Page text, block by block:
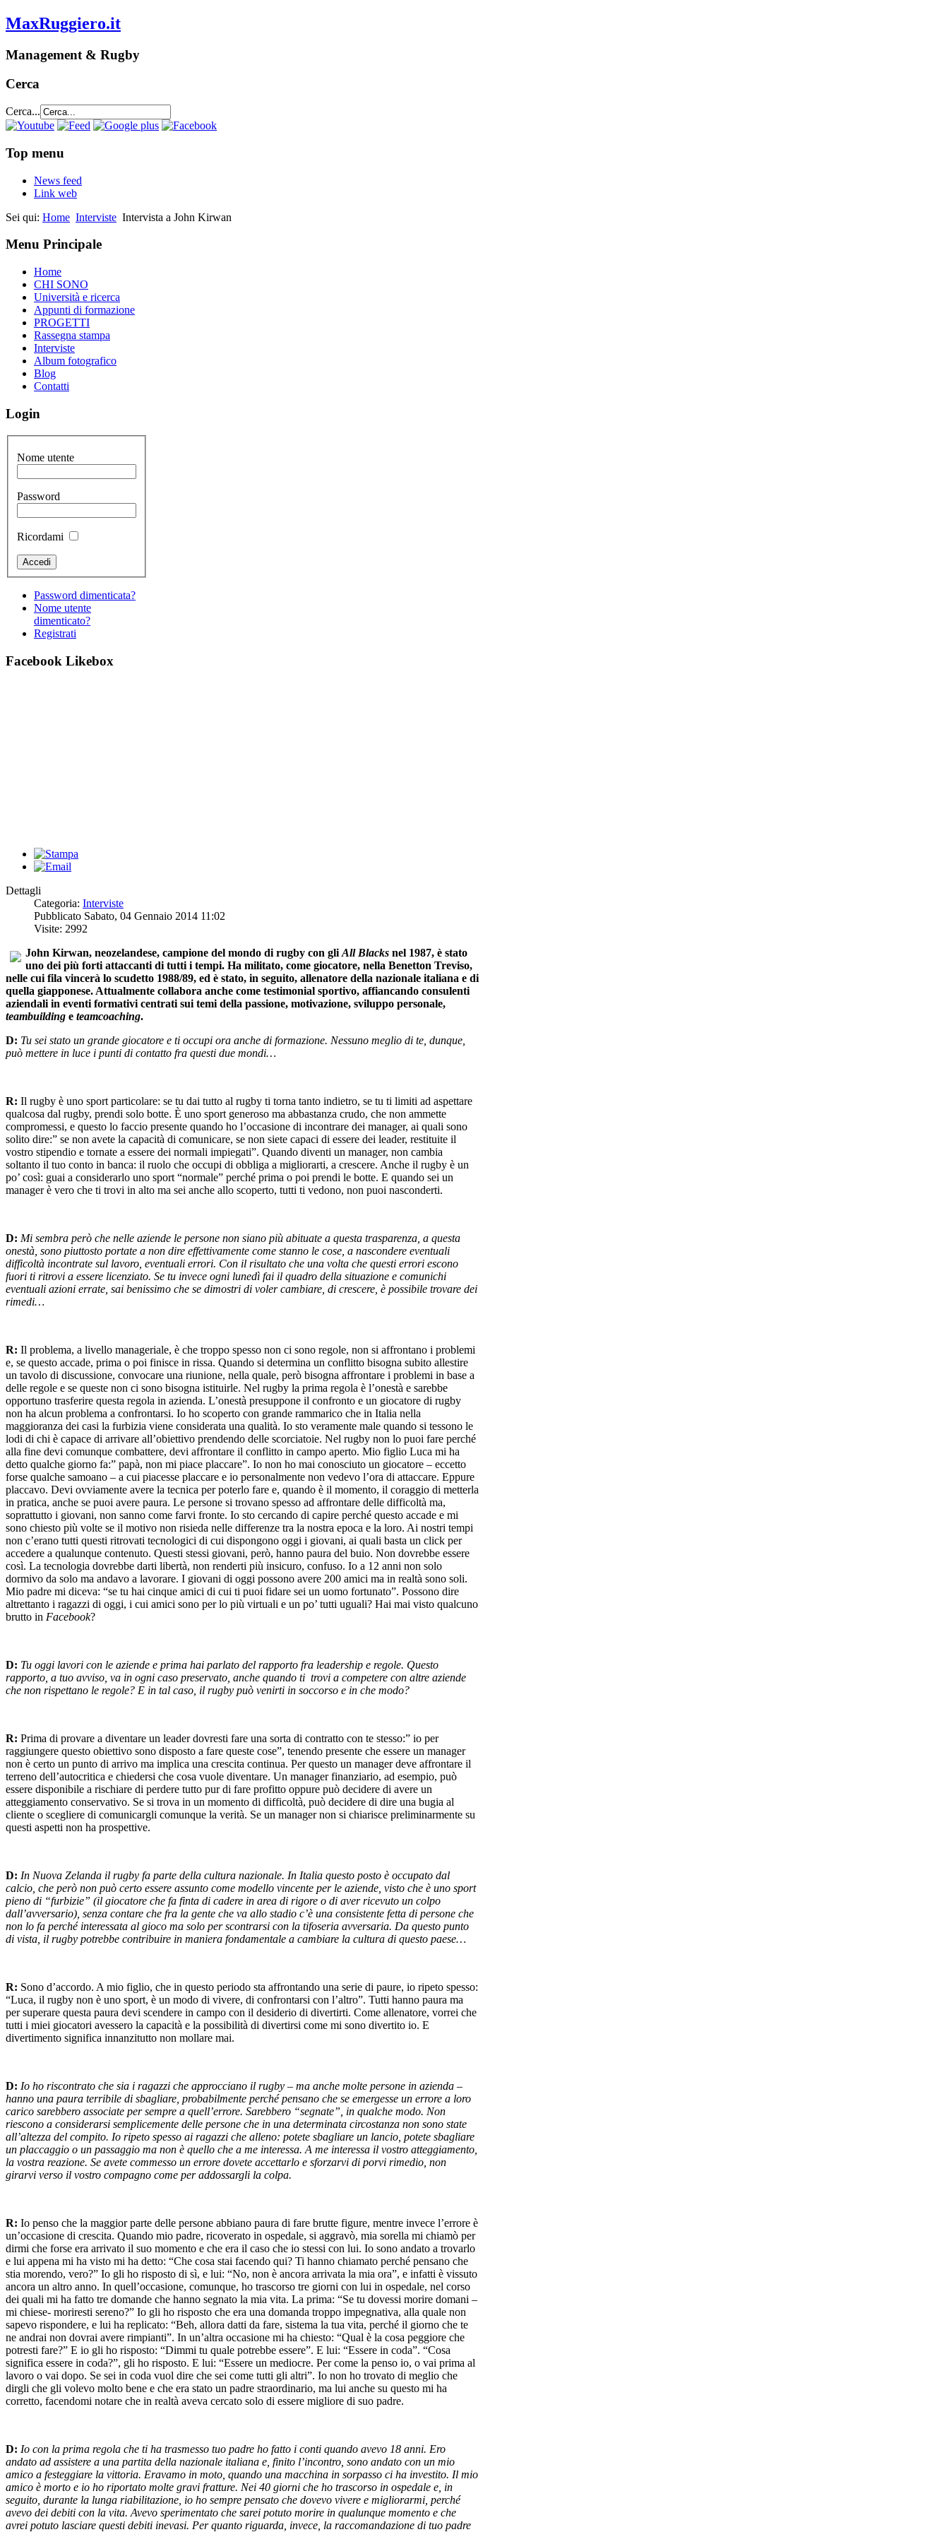
MaxRuggiero.it
Management & Rugby
Cerca
Cerca...
Top menu
News feed
Link web
Sei qui: Home Interviste Intervista a John Kirwan
Menu Principale
Home
CHI SONO
Università e ricerca
Appunti di formazione
PROGETTI
Rassegna stampa
Interviste
Album fotografico
Blog
Contatti
Login
Nome utente
Password
Ricordami
Password dimenticata?
Nome utente
dimenticato?
Registrati
Facebook Likebox
Dettagli
Categoria: Interviste
Pubblicato Sabato, 04 Gennaio 2014 11:02
Visite: 2992
John Kirwan, neozelandese, campione del mondo di rugby con gli All Blacks nel 1987, è stato
uno dei più forti attaccanti di tutti i tempi. Ha militato, come giocatore, nella Benetton Treviso,
nelle cui fila vincerà lo scudetto 1988/89, ed è stato, in seguito, allenatore della nazionale italiana e di
quella giapponese. Attualmente collabora anche come testimonial sportivo, affiancando consulenti
aziendali in eventi formativi centrati sui temi della passione, motivazione, sviluppo personale,
teambuilding e teamcoaching.
D: Tu sei stato un grande giocatore e ti occupi ora anche di formazione. Nessuno meglio di te, dunque,
può mettere in luce i punti di contatto fra questi due mondi…
R: Il rugby è uno sport particolare: se tu dai tutto al rugby ti torna tanto indietro, se tu ti limiti ad aspettare
qualcosa dal rugby, prendi solo botte. È uno sport generoso ma abbastanza crudo, che non ammette
compromessi, e questo lo faccio presente quando ho l’occasione di incontrare dei manager, ai quali sono
solito dire:” se non avete la capacità di comunicare, se non siete capaci di essere dei leader, restituite il
vostro stipendio e tornate a essere dei normali impiegati”. Quando diventi un manager, non cambia
soltanto il tuo conto in banca: il ruolo che occupi di obbliga a migliorarti, a crescere. Anche il rugby è un
po’ così: guai a considerarlo uno sport “normale” perché prima o poi prendi le botte. E quando sei un
manager è vero che ti trovi in alto ma sei anche allo scoperto, tutti ti vedono, non puoi nasconderti.
D: Mi sembra però che nelle aziende le persone non siano più abituate a questa trasparenza, a questa
onestà, sono piuttosto portate a non dire effettivamente come stanno le cose, a nascondere eventuali
difficoltà incontrate sul lavoro, eventuali errori. Con il risultato che una volta che questi errori escono
fuori ti ritrovi a essere licenziato. Se tu invece ogni lunedì fai il quadro della situazione e comunichi
eventuali azioni errate, sai benissimo che se dimostri di voler cambiare, di crescere, è possibile trovare dei
rimedi…
R: Il problema, a livello manageriale, è che troppo spesso non ci sono regole, non si affrontano i problemi
e, se questo accade, prima o poi finisce in rissa. Quando si determina un conflitto bisogna subito allestire
un tavolo di discussione, convocare una riunione, nella quale, però bisogna affrontare i problemi in base a
delle regole e se queste non ci sono bisogna istituirle. Nel rugby la prima regola è l’onestà e sarebbe
opportuno trasferire questa regola in azienda. L’onestà presuppone il confronto e un giocatore di rugby
non ha alcun problema a confrontarsi. Io ho scoperto con grande rammarico che in Italia nella
maggioranza dei casi la furbizia viene considerata una qualità. Io sto veramente male quando si tessono le
lodi di chi è capace di arrivare all’obiettivo prendendo delle scorciatoie. Nel rugby non lo puoi fare perché
alla fine devi comunque combattere, devi affrontare il conflitto in campo aperto. Mio figlio Luca mi ha
detto qualche giorno fa:” papà, non mi piace placcare”. Io non ho mai conosciuto un giocatore – eccetto
forse qualche samoano – a cui piacesse placcare e io personalmente non vedevo l’ora di attaccare. Eppure
placcavo. Devi ovviamente avere la tecnica per poterlo fare e, quando è il momento, il coraggio di metterla
in pratica, anche se puoi avere paura. Le persone si trovano spesso ad affrontare delle difficoltà ma,
soprattutto i giovani, non sanno come farvi fronte. Io sto cercando di capire perché questo accade e mi
sono chiesto più volte se il motivo non risieda nelle differenze tra la nostra epoca e la loro. Ai nostri tempi
non c’erano tutti questi ritrovati tecnologici di cui dispongono oggi i giovani, ai quali basta un click per
accedere a qualunque contenuto. Questi stessi giovani, però, hanno paura del buio. Non dovrebbe essere
così. La tecnologia dovrebbe darti libertà, non renderti più insicuro, confuso. Io a 12 anni non solo
dormivo da solo ma andavo a lavorare. I giovani di oggi possono avere 200 amici ma in realtà sono soli.
Mio padre mi diceva: “se tu hai cinque amici di cui ti puoi fidare sei un uomo fortunato”. Possono dire
altrettanto i ragazzi di oggi, i cui amici sono per lo più virtuali e un po’ tutti uguali? Hai mai visto qualcuno
brutto in Facebook?
D: Tu oggi lavori con le aziende e prima hai parlato del rapporto fra leadership e regole. Questo
rapporto, a tuo avviso, va in ogni caso preservato, anche quando ti trovi a competere con altre aziende
che non rispettano le regole? E in tal caso, il rugby può venirti in soccorso e in che modo?
R: Prima di provare a diventare un leader dovresti fare una sorta di contratto con te stesso:” io per
raggiungere questo obiettivo sono disposto a fare queste cose”, tenendo presente che essere un manager
non è certo un punto di arrivo ma implica una crescita continua. Per questo un manager deve affrontare il
terreno dell’autocritica e chiedersi che cosa vuole diventare. Un manager finanziario, ad esempio, può
essere disponibile a rischiare di perdere tutto pur di fare profitto oppure può decidere di avere un
atteggiamento conservativo. Se si trova in un momento di difficoltà, può decidere di dire una bugia al
cliente o scegliere di comunicargli comunque la verità. Se un manager non si chiarisce preliminarmente su
questi aspetti non ha prospettive.
D: In Nuova Zelanda il rugby fa parte della cultura nazionale. In Italia questo posto è occupato dal
calcio, che però non può certo essere assunto come modello vincente per le aziende, visto che è uno sport
pieno di “furbizie” (il giocatore che fa finta di cadere in area di rigore o di aver ricevuto un colpo
dall’avversario), senza contare che fra la gente che va allo stadio c’è una consistente fetta di persone che
non lo fa perché interessata al gioco ma solo per scontrarsi con la tifoseria avversaria. Da questo punto
di vista, il rugby potrebbe contribuire in maniera fondamentale a cambiare la cultura di questo paese…
R: Sono d’accordo. A mio figlio, che in questo periodo sta affrontando una serie di paure, io ripeto spesso:
“Luca, il rugby non è uno sport, è un modo di vivere, di confrontarsi con l’altro”. Tutti hanno paura ma
per superare questa paura devi scendere in campo con il desiderio di divertirti. Come allenatore, vorrei che
tutti i miei giocatori avessero la capacità e la possibilità di divertirsi come mi sono divertito io. E
divertimento significa innanzitutto non mollare mai.
D: Io ho riscontrato che sia i ragazzi che approcciano il rugby – ma anche molte persone in azienda –
hanno una paura terribile di sbagliare, probabilmente perché pensano che se emergesse un errore a loro
carico sarebbero associate per sempre a quell’errore. Sarebbero “segnate”, in qualche modo. Non
riescono a considerarsi semplicemente delle persone che in una determinata circostanza non sono state
all’altezza del compito. Io ripeto spesso ai ragazzi che alleno: potete sbagliare un lancio, potete sbagliare
un placcaggio o un passaggio ma non è quello che a me interessa. A me interessa il vostro atteggiamento,
la vostra reazione. Se avete commesso un errore dovete accettarlo e sforzarvi di porvi rimedio, non
girarvi verso il vostro compagno come per addossargli la colpa.
R: Io penso che la maggior parte delle persone abbiano paura di fare brutte figure, mentre invece l’errore è
un’occasione di crescita. Quando mio padre, ricoverato in ospedale, si aggravò, mia sorella mi chiamò per
dirmi che forse era arrivato il suo momento e che era il caso che io stessi con lui. Io sono andato a trovarlo
e lui appena mi ha visto mi ha detto: “Che cosa stai facendo qui? Ti hanno chiamato perché pensano che
stia morendo, vero?” Io gli ho risposto di sì, e lui: “No, non è ancora arrivata la mia ora”, e infatti è vissuto
ancora un altro anno. In quell’occasione, comunque, ho trascorso tre giorni con lui in ospedale, nel corso
dei quali mi ha fatto tre domande che hanno segnato la mia vita. La prima: “Se tu dovessi morire domani –
mi chiese- moriresti sereno?” Io gli ho risposto che era una domanda troppo impegnativa, alla quale non
sapevo rispondere, e lui ha replicato: “Beh, allora datti da fare, sistema la tua vita, perché il giorno che te
ne andrai non dovrai avere rimpianti”. In un’altra occasione mi ha chiesto: “Qual è la cosa peggiore che
potresti fare?” E io gli ho risposto: “Dimmi tu quale potrebbe essere”. E lui: “Essere in coda”. “Cosa
significa essere in coda?”, gli ho risposto. E lui: “Essere un mediocre. Per come la penso io, o vai prima al
lavoro o vai dopo. Se sei in coda vuol dire che sei come tutti gli altri”. Io non ho trovato di meglio che
dirgli che gli volevo molto bene e che era stato un padre straordinario, ma lui anche su questo mi ha
corretto, facendomi notare che in realtà aveva cercato solo di essere migliore di suo padre.
D: Io con la prima regola che ti ha trasmesso tuo padre ho fatto i conti quando avevo 18 anni. Ero
andato ad assistere a una partita della nazionale italiana e, finito l’incontro, sono andato con un mio
amico a festeggiare la vittoria. Eravamo in moto, quando una macchina in sorpasso ci ha investito. Il mio
amico è morto e io ho riportato molte gravi fratture. Nei 40 giorni che ho trascorso in ospedale e, in
seguito, durante la lunga riabilitazione, io ho sempre pensato che dovevo vivere e migliorarmi, perché
avevo dei debiti con la vita. Avevo sperimentato che sarei potuto morire in qualunque momento e che
avrei potuto lasciare questi debiti inevasi. Per quanto riguarda, invece, la raccomandazione di tuo padre